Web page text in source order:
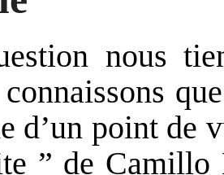
nous
d’un point de
” de